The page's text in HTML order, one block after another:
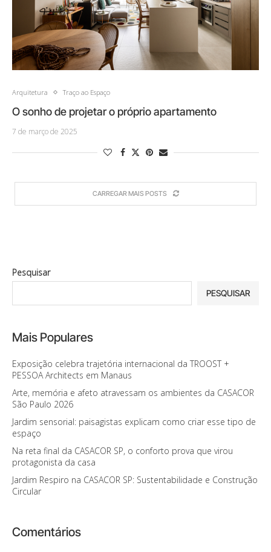
Arquitetura Traço ao Espaço
O sonho de projetar o próprio apartamento
7 de março de 2025
CARREGAR MAIS POSTS
Pesquisar
PESQUISAR
Mais Populares
Exposição celebra trajetória internacional da TROOST +
PESSOA Architects em Manaus
Arte, memória e afeto atravessam os ambientes da CASACOR
São Paulo 2026
Jardim sensorial: paisagistas explicam como criar esse tipo de
espaço
Na reta final da CASACOR SP, o conforto prova que virou
protagonista da casa
Jardim Respiro na CASACOR SP: Sustentabilidade e Construção
Circular
Comentários